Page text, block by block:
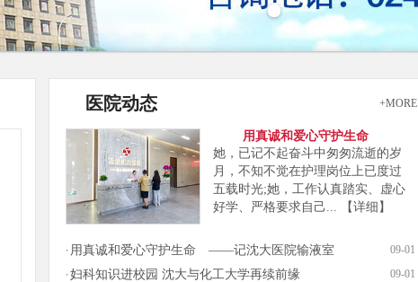
医院动态 +MORE
用真诚和爱心守护生命
她，已记不起奋斗中匆匆流逝的岁
月，不知不觉在护理岗位上已度过
五载时光;她，工作认真踏实、虚心
好学、严格要求自己...
【详细】
用真诚和爱心守护生命 ——记沈大医院输液室 09-01
妇科知识进校园 沈大与化工大学再续前缘 09-01